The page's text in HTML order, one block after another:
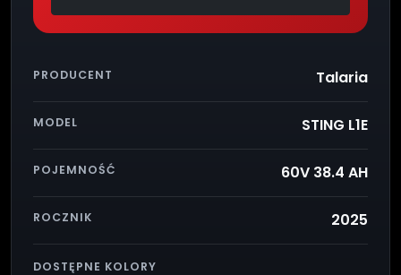
PRODUCENT Talaria
MODEL STING L1E
POJEMNOŚĆ 60V 38.4 AH
ROCZNIK 2025
DOSTĘPNE KOLORY